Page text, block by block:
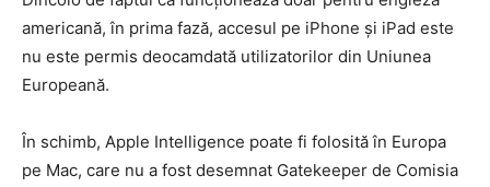
americană, în prima fază, accesul pe iPhone şi iPad este
nu este permis deocamdată utilizatorilor din Uniunea
Europeană.
În schimb, Apple Intelligence poate fi folosită în Europa
pe Mac, care nu a fost desemnat Gatekeeper de Comisia